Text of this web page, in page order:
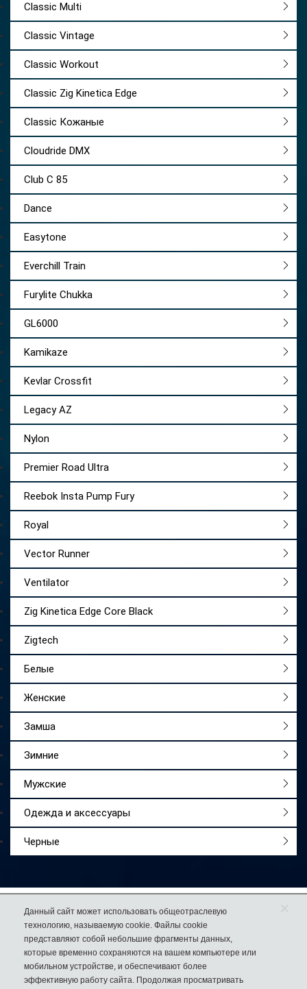
Classic Multi
Classic Vintage
Classic Workout
Classic Zig Kinetica Edge
Classic Кожаные
Cloudride DMX
Club C 85
Dance
Easytone
Everchill Train
Furylite Chukka
GL6000
Kamikaze
Kevlar Crossfit
Legacy AZ
Nylon
Premier Road Ultra
Reebok Insta Pump Fury
Royal
Vector Runner
Ventilator
Zig Kinetica Edge Core Black
Zigtech
Белые
Женские
Замша
Зимние
Мужские
Одежда и аксессуары
Черные
Работаемс 2009 года
Более 50 000довольных покупателей
74% клиентоввозвращаются к нам за еще одной парой обуви
Данный сайт может использовать общеотраслевую
технологию, называемую cookie. Файлы cookie
представляют собой небольшие фрагменты данных,
которые временно сохраняются на вашем компьютере или
мобильном устройстве, и обеспечивают более
эффективную работу сайта. Продолжая просматривать
×